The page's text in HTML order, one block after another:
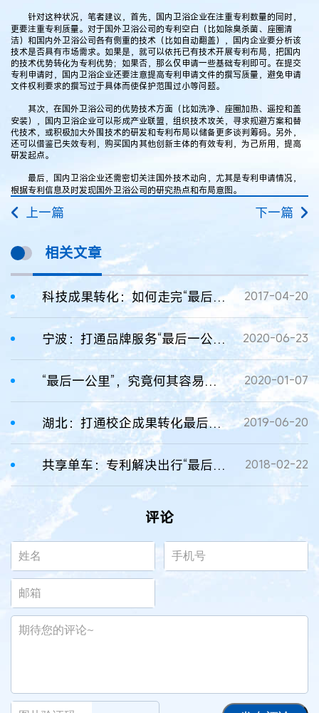
针对这种状况，笔者建议，首先，国内卫浴企业在注重专利数量的同时，
更要注重专利质量。对于国外卫浴公司的专利空白（比如除臭杀菌、座圈清
洁）和国内外卫浴公司各有侧重的技术（比如自动翻盖），国内企业要分析该
技术是否具有市场需求。如果是，就可以依托已有技术开展专利布局，把国内
的技术优势转化为专利优势；如果否，那么仅申请一些基础专利即可。在提交
专利申请时，国内卫浴企业还要注意提高专利申请文件的撰写质量，避免申请
文件权利要求的撰写过于具体而使保护范围过小等问题。
其次，在国外卫浴公司的优势技术方面（比如洗净、座圈加热、遥控和盖
安装），国内卫浴企业可以形成产业联盟，组织技术攻关，寻求规避方案和替
代技术，或积极加大外围技术的研发和专利布局以储备更多谈判筹码。另外，
还可以借鉴已失效专利，购买国内其他创新主体的有效专利，为己所用，提高
研发起点。
最后，国内卫浴企业还需密切关注国外技术动向，尤其是专利申请情况，
根据专利信息及时发现国外卫浴公司的研究热点和布局意图。
上一篇 下一篇
相关文章
科技成果转化：如何走完“最后一公里”？ 2017-04-20
宁波：打通品牌服务“最后一公里” 2020-06-23
“最后一公里”，究竟何其容易何其难？ 2020-01-07
湖北：打通校企成果转化最后一公里 2019-06-20
共享单车：专利解决出行“最后一公里” 2018-02-22
评论